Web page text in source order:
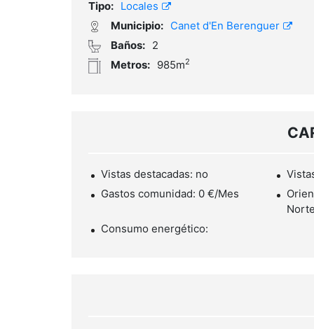
Tipo: Locales
Municipio: Canet d'En Berenguer
Baños: 2
Metros: 985m2
Vistas destacadas: no
Gastos comunidad: 0 €/Mes
Consumo energético: